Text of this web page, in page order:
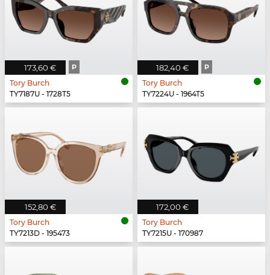
173,60 € P
Tory Burch
TY7187U - 1728T5
182,40 € P
Tory Burch
TY7224U - 1964T5
152,80 €
Tory Burch
TY7213D - 195473
172,00 €
Tory Burch
TY7215U - 170987